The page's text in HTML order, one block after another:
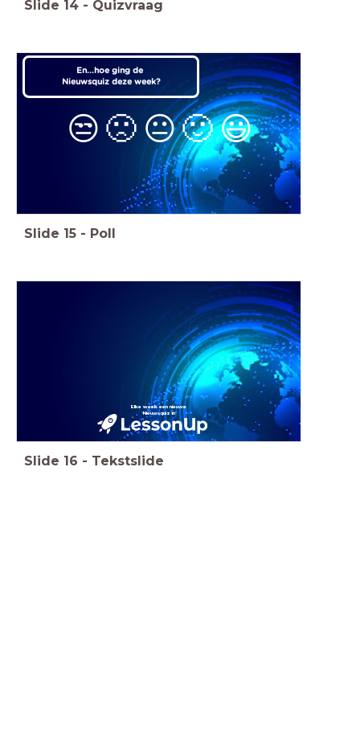
Slide 14 - Quizvraag
En...hoe ging de
Nieuwsquiz deze week?
😒 🙁 😐🙂😃
Slide 15 - Poll
Elke week een nieuwe
Nieuwsquiz in
Slide 16 - Tekstslide